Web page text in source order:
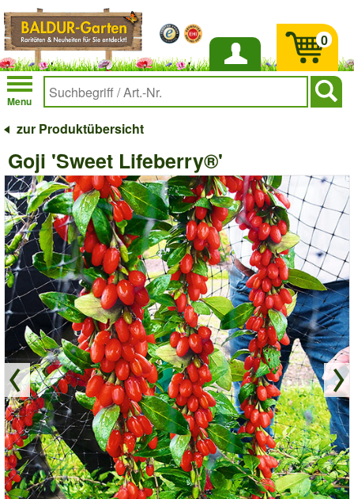
Anmelden
Menu
0
zur Produktübersicht
Goji 'Sweet Lifeberry®'